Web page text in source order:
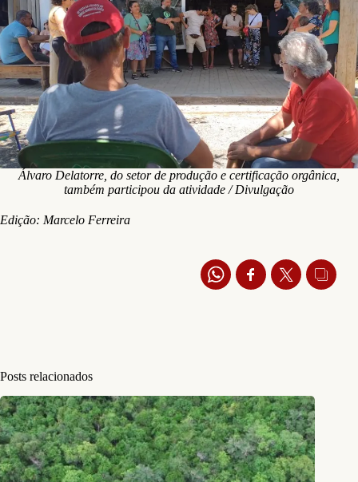
Álvaro Delatorre, do setor de produção e certificação orgânica,
também participou da atividade / Divulgação
Edição: Marcelo Ferreira
Posts relacionados